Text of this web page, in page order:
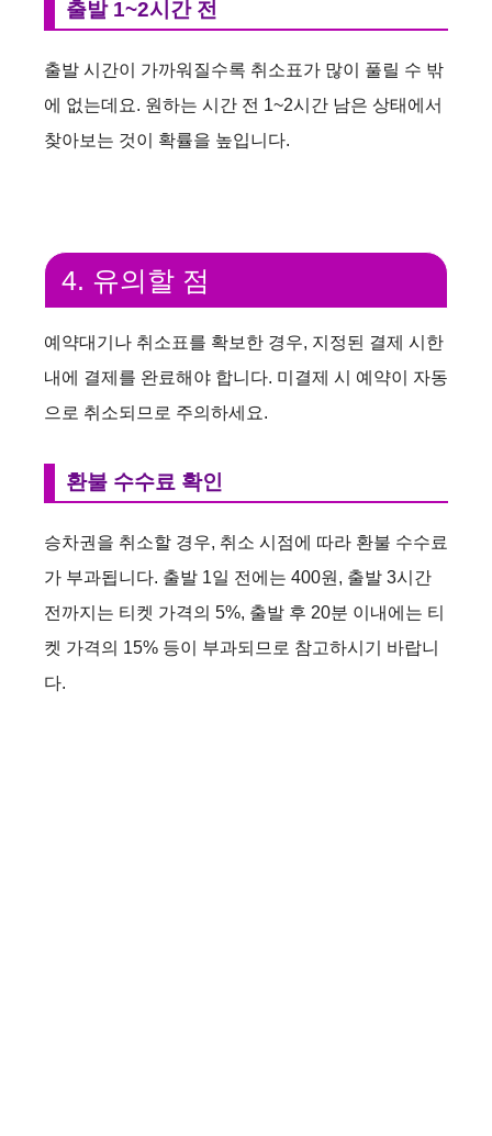
출발 1~2시간 전
출발 시간이 가까워질수록 취소표가 많이 풀릴 수 밖
에 없는데요. 원하는 시간 전 1~2시간 남은 상태에서
찾아보는 것이 확률을 높입니다.
4. 유의할 점
예약대기나 취소표를 확보한 경우, 지정된 결제 시한
내에 결제를 완료해야 합니다. 미결제 시 예약이 자동
으로 취소되므로 주의하세요.
환불 수수료 확인
승차권을 취소할 경우, 취소 시점에 따라 환불 수수료
가 부과됩니다. 출발 1일 전에는 400원, 출발 3시간
전까지는 티켓 가격의 5%, 출발 후 20분 이내에는 티
켓 가격의 15% 등이 부과되므로 참고하시기 바랍니
다.